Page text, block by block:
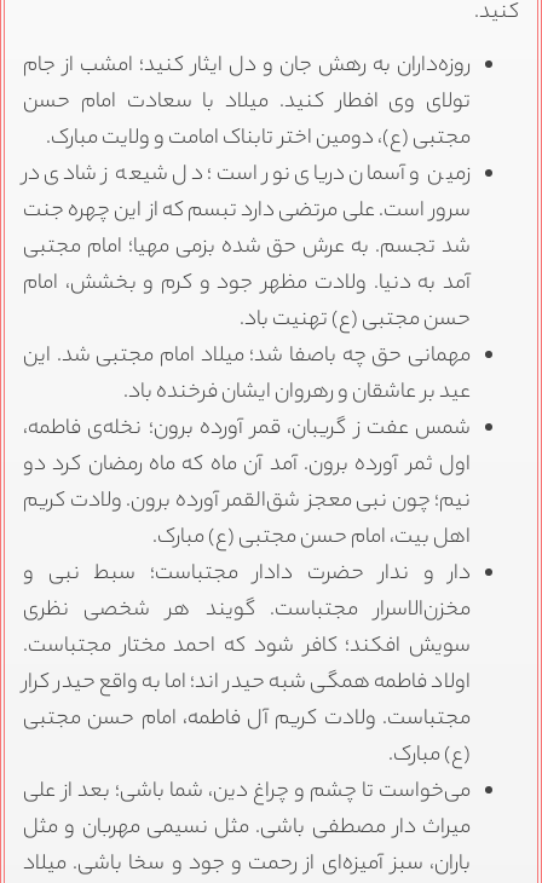
کنید.
روزه‌داران به رهش جان و دل ایثار کنید؛ امشب از جام
تولای وی افطار کنید. میلاد با سعادت امام حسن
مجتبی (ع)، دومین اختر تابناک امامت و ولایت مبارک.
زمین و آسمان دریای نور است؛ دل شیعه ز شادی در
سرور است. علی مرتضی دارد تبسم که از این چهره جنت
شد تجسم. به عرش حق شده بزمی مهیا؛ امام مجتبی
آمد به دنیا. ولادت مظهر جود و کرم و بخشش، امام
حسن مجتبی (ع) تهنیت باد.
مهمانی حق چه باصفا شد؛ میلاد امام مجتبی شد. این
عید بر عاشقان و رهروان ایشان فرخنده باد.
شمس عفت ز گریبان، قمر آورده برون؛ نخله‌ی فاطمه،
اول ثمر آورده برون. آمد آن ماه که ماه رمضان کرد دو
نیم؛ چون نبی معجز شق‌القمر آورده برون. ولادت کریم
اهل بیت، امام حسن مجتبی (ع) مبارک.
دار و ندار حضرت دادار مجتباست؛ سبط نبی و
مخزن‌الاسرار مجتباست. گویند هر شخصی نظری
سویش افکند؛ کافر شود که احمد مختار مجتباست.
اولاد فاطمه همگی شبه حیدر اند؛ اما به واقع حیدر کرار
مجتباست. ولادت کریم آل فاطمه، امام حسن مجتبی
(ع) مبارک.
می‌خواست تا چشم و چراغ دین، شما باشی؛ بعد از علی
میراث دار مصطفی باشی. مثل نسیمی مهربان و مثل
باران، سبز آمیزه‌ای از رحمت و جود و سخا باشی. میلاد